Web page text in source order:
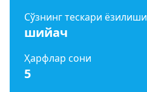
Сўзнинг тескари ёзилиши
шийач
Ҳарфлар сони
5